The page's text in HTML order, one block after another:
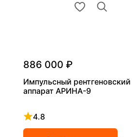
886 000 ₽
Импульсный рентгеновский
аппарат АРИНА-9
4.8
Рейтинг 4.8 из 5